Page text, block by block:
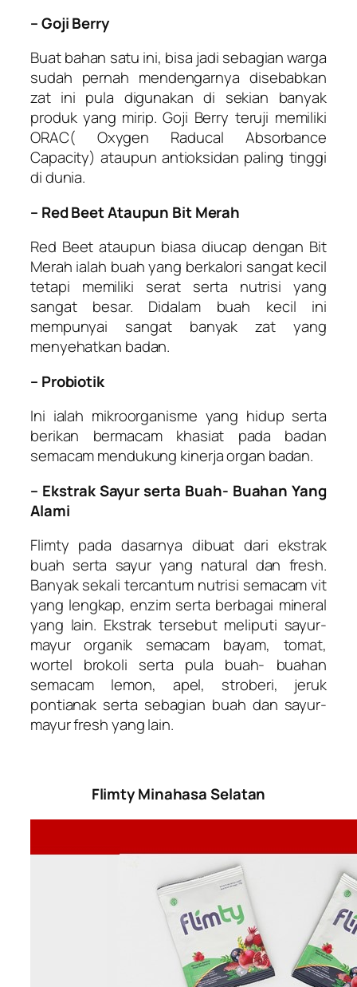
– Goji Berry
Buat bahan satu ini, bisa jadi sebagian warga
sudah pernah mendengarnya disebabkan
zat ini pula digunakan di sekian banyak
produk yang mirip. Goji Berry teruji memiliki
ORAC( Oxygen Raducal Absorbance
Capacity) ataupun antioksidan paling tinggi
di dunia.
– Red Beet Ataupun Bit Merah
Red Beet ataupun biasa diucap dengan Bit
Merah ialah buah yang berkalori sangat kecil
tetapi memiliki serat serta nutrisi yang
sangat besar. Didalam buah kecil ini
mempunyai sangat banyak zat yang
menyehatkan badan.
– Probiotik
Ini ialah mikroorganisme yang hidup serta
berikan bermacam khasiat pada badan
semacam mendukung kinerja organ badan.
– Ekstrak Sayur serta Buah- Buahan Yang
Alami
Flimty pada dasarnya dibuat dari ekstrak
buah serta sayur yang natural dan fresh.
Banyak sekali tercantum nutrisi semacam vit
yang lengkap, enzim serta berbagai mineral
yang lain. Ekstrak tersebut meliputi sayur-
mayur organik semacam bayam, tomat,
wortel brokoli serta pula buah- buahan
semacam lemon, apel, stroberi, jeruk
pontianak serta sebagian buah dan sayur-
mayur fresh yang lain.
Flimty Minahasa Selatan